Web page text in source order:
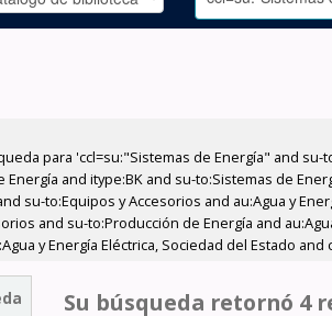
para 'ccl=su:"Sistemas de Energía" and su-
and itype:BK and su-to:Sistemas de
su-to:Equipos y Accesorios and au:Agua y
and su-to:Producción de Energía and
y Energía Eléctrica, Sociedad del Estado
Su búsqueda retornó 4